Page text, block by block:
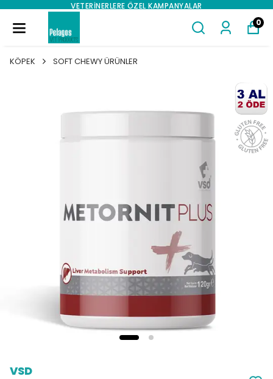
VETERINERLERE ÖZEL KAMPANYALAR
0
KÖPEK SOFT CHEWY ÜRÜNLER
VSD